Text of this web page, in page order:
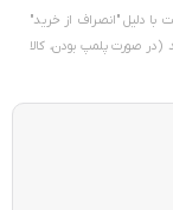
با دلیل "انصراف از خرید"
(در صورت پلمپ بودن، کالا